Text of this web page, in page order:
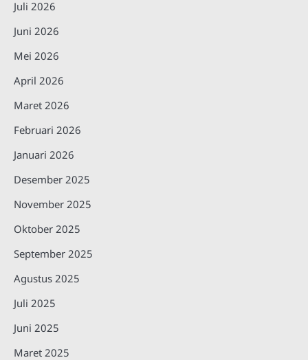
Juli 2026
Juni 2026
Mei 2026
April 2026
Maret 2026
Februari 2026
Januari 2026
Desember 2025
November 2025
Oktober 2025
September 2025
Agustus 2025
Juli 2025
Juni 2025
Maret 2025